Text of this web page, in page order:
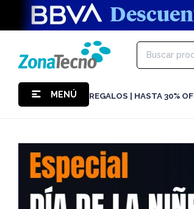
MENÚ REGALOS | HASTA 30%